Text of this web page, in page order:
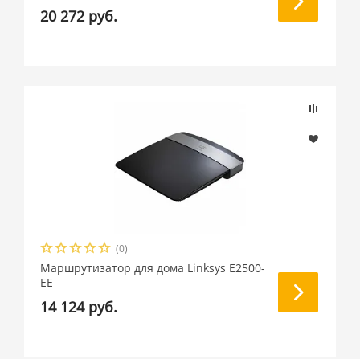
20 272 руб.
(0)
Маршрутизатор для дома Linksys E2500-
EE
14 124 руб.